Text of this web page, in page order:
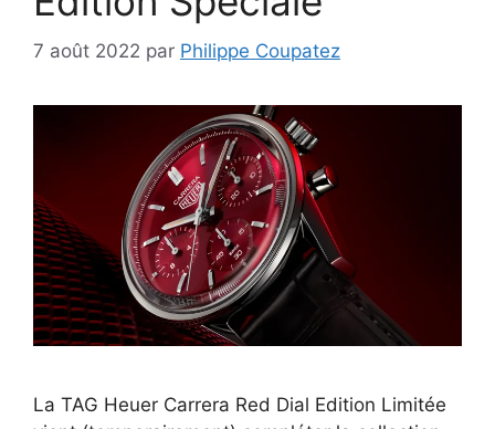
7 août 2022 par Philippe Coupatez
La TAG Heuer Carrera Red Dial Edition Limitée